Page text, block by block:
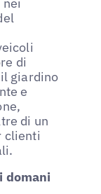
di
giardino
e
di un
clienti
domani